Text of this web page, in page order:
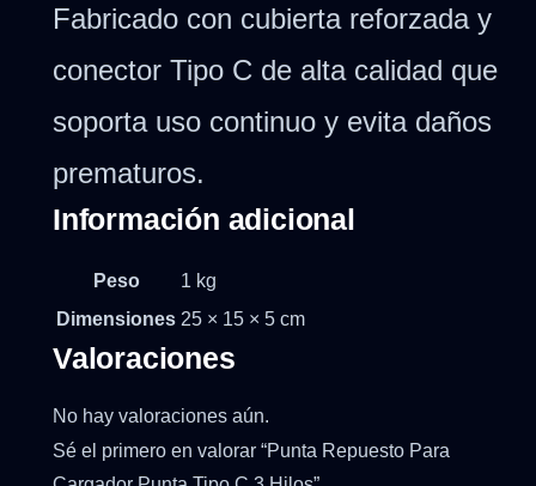
Fabricado con cubierta reforzada y
conector Tipo C de alta calidad que
soporta uso continuo y evita daños
prematuros.
Información adicional
Peso
1 kg
Dimensiones 25 × 15 × 5 cm
Valoraciones
No hay valoraciones aún.
Sé el primero en valorar “Punta Repuesto Para